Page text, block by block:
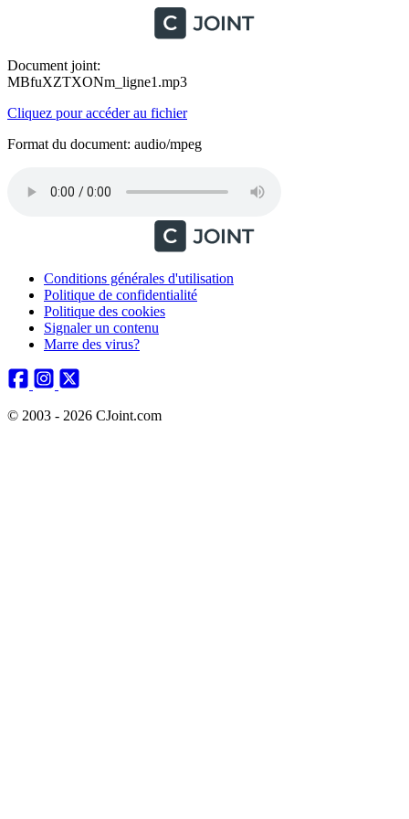
Document joint:
MBfuXZTXONm_ligne1.mp3
Cliquez pour accéder au fichier
Format du document: audio/mpeg
Conditions générales d'utilisation
Politique de confidentialité
Politique des cookies
Signaler un contenu
Marre des virus?
© 2003 - 2026 CJoint.com